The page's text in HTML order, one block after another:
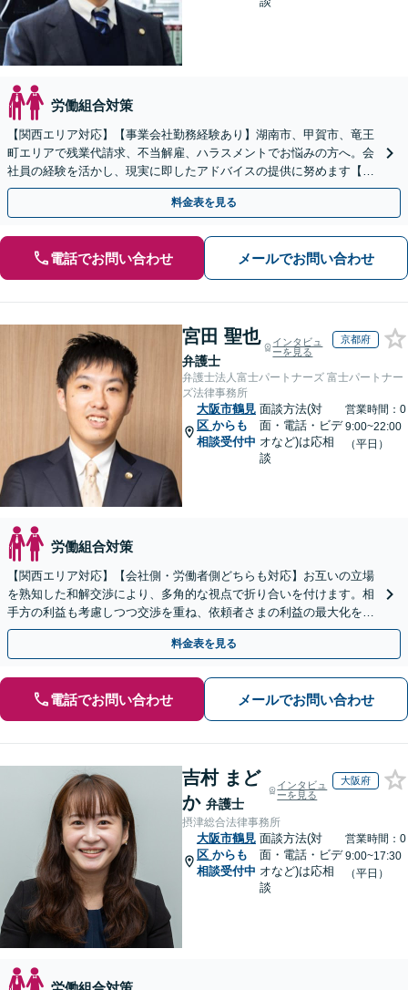
労働組合対策
【関西エリア対応】【事業会社勤務経験あり】湖南市、甲賀市、竜王
町エリアで残業代請求、不当解雇、ハラスメントでお悩みの方へ。会
社員の経験を活かし、現実に即したアドバイスの提供に努めます【労
使双方に対応】【Web面談OK】
料金表を見る
電話でお問い合わせ メールでお問い合わせ
宮田 聖也
弁護士
インタビュ
ーを見る
京都府
弁護士法人富士パートナーズ 富士パートナー
ズ法律事務所
大阪市鶴見
区 からも
相談受付中
面談方法(対
面・電話・ビデ
オなど)は応相
談
営業時間：0
9:00~22:00
（平日）
労働組合対策
【関西エリア対応】【会社側・労働者側どちらも対応】お互いの立場
を熟知した和解交渉により、多角的な視点で折り合いを付けます。相
手方の利益も考慮しつつ交渉を重ね、依頼者さまの利益の最大化を目
指す「不当解雇／労災の損害賠償請求／未払い残業代請求」
料金表を見る
電話でお問い合わせ メールでお問い合わせ
吉村 まど
か 弁護士
インタビュ
ーを見る
大阪府
摂津総合法律事務所
大阪市鶴見
区 からも
相談受付中
面談方法(対
面・電話・ビデ
オなど)は応相
談
営業時間：0
9:00~17:30
（平日）